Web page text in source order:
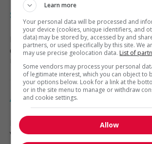
Scieriecour
Kelowna, BC
Construction, production et
Associe de lequipe de nuit
Kelowna
Vente, achat et service à la clientèle
Learn more
Your personal data will be processed and
your device (cookies, unique identifiers, and
data) may be stored by, accessed by and
partners, or used specifically by this site. We
may use precise geolocation data. List of
Some vendors may process your personal
of legitimate interest, which you can object to
your options below. Look for a link at the
or in the site menu to manage or withdraw
and cookie settings.
Allow